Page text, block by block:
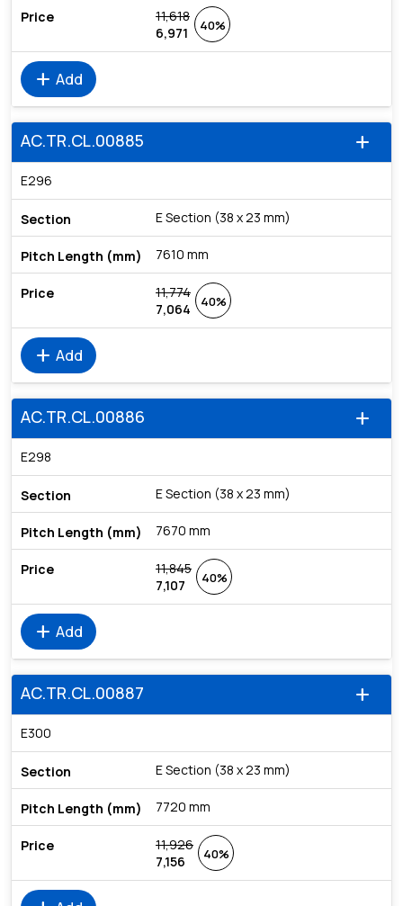
11,618
6,971
40%
add Add
add
AC.TR.CL.00885
E296
E Section (38 x 23 mm)
7610 mm
11,774
7,064
40%
add Add
add
AC.TR.CL.00886
E298
E Section (38 x 23 mm)
7670 mm
11,845
7,107
40%
add Add
add
AC.TR.CL.00887
E300
E Section (38 x 23 mm)
7720 mm
11,926
7,156
40%